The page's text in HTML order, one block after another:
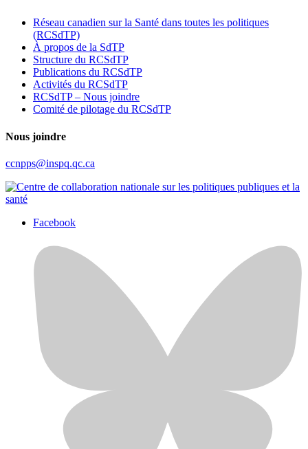
Réseau canadien sur la Santé dans toutes les politiques
(RCSdTP)
À propos de la SdTP
Structure du RCSdTP
Publications du RCSdTP
Activités du RCSdTP
RCSdTP – Nous joindre
Comité de pilotage du RCSdTP
Nous joindre
ccnpps@inspq.qc.ca
Facebook